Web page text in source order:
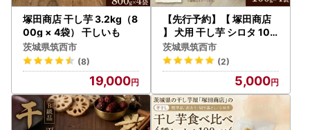
塚田商店 干し芋 3.2kg（8
00g × 4袋） 干しいも
茨城県筑西市
(8)
19,000
【先行予約】【 塚田商店
】 犬用 干し芋 シロタ 100
g × 4袋
茨城県筑西市
(2)
5,000